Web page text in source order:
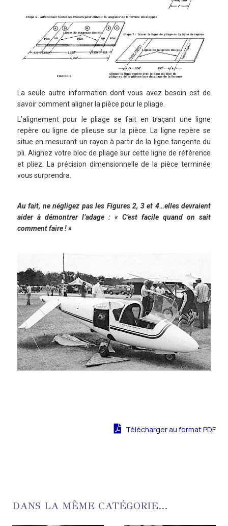
La seule autre information dont vous avez besoin est de
savoir comment aligner la pièce pour le pliage.
L’alignement pour le pliage se fait en traçant une ligne
repère ou ligne de plieuse sur la pièce. La ligne repère se
situe en mesurant un rayon à partir de la ligne tangente du
pli. Alignez votre bloc de pliage sur cette ligne de référence
et pliez. La précision dimensionnelle de la pièce terminée
vous surprendra.
Au fait, ne négligez pas les Figures 2, 3 et 4…elles devraient
aider à démontrer l’adage : « C’est facile quand on sait
comment faire ! »
Télécharger au format PDF
DANS LA MÊME CATÉGORIE...